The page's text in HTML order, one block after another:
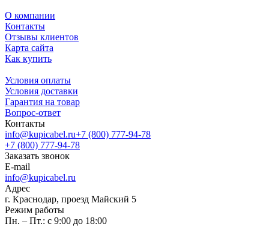
О компании
Контакты
Отзывы клиентов
Карта сайта
Как купить
Условия оплаты
Условия доставки
Гарантия на товар
Вопрос-ответ
Контакты
info@kupicabel.ru+7 (800) 777-94-78
+7 (800) 777-94-78
Заказать звонок
E-mail
info@kupicabel.ru
Адрес
г. Краснодар, проезд Майский 5
Режим работы
Пн. – Пт.: с 9:00 до 18:00